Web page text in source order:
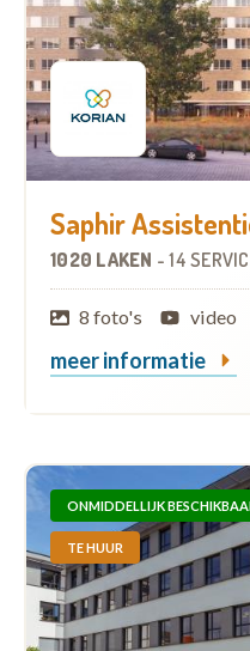
Saphir
1020 LAKEN -14
8 foto's video
meer informatie
ONMIDDELLIJK
TE HUUR